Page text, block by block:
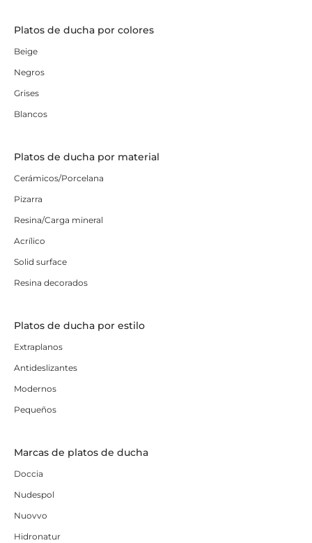
Platos de ducha por colores
Beige
Negros
Grises
Blancos
Platos de ducha por material
Cerámicos/Porcelana
Pizarra
Resina/Carga mineral
Acrílico
Solid surface
Resina decorados
Platos de ducha por estilo
Extraplanos
Antideslizantes
Modernos
Pequeños
Marcas de platos de ducha
Doccia
Nudespol
Nuovvo
Hidronatur